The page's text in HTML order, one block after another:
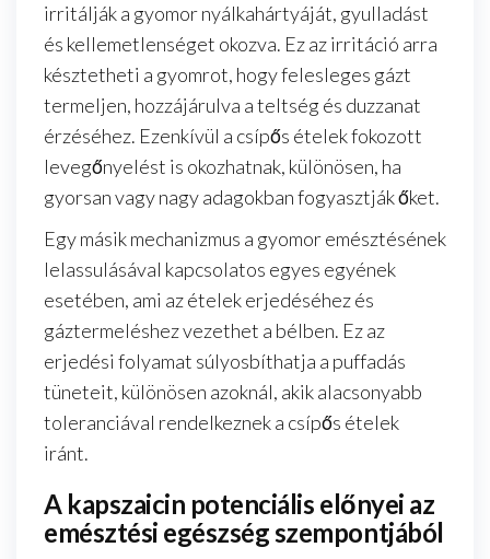
irritálják a gyomor nyálkahártyáját, gyulladást
és kellemetlenséget okozva. Ez az irritáció arra
késztetheti a gyomrot, hogy felesleges gázt
termeljen, hozzájárulva a teltség és duzzanat
érzéséhez. Ezenkívül a csípős ételek fokozott
levegőnyelést is okozhatnak, különösen, ha
gyorsan vagy nagy adagokban fogyasztják őket.
Egy másik mechanizmus a gyomor emésztésének
lelassulásával kapcsolatos egyes egyének
esetében, ami az ételek erjedéséhez és
gáztermeléshez vezethet a bélben. Ez az
erjedési folyamat súlyosbíthatja a puffadás
tüneteit, különösen azoknál, akik alacsonyabb
toleranciával rendelkeznek a csípős ételek
iránt.
A kapszaicin potenciális előnyei az
emésztési egészség szempontjából